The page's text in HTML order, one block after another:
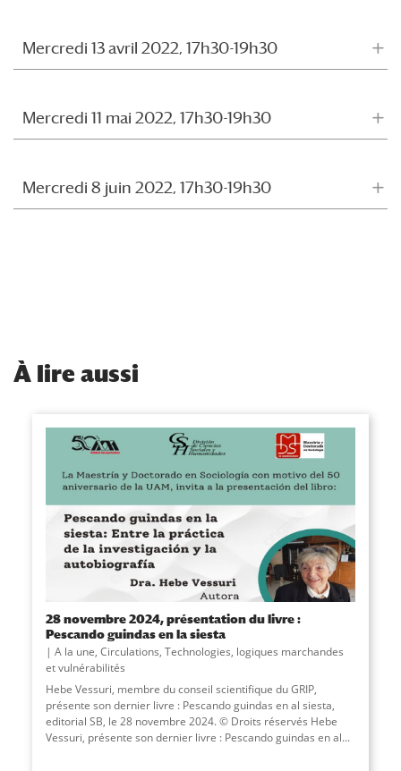
Mercredi 13 avril 2022, 17h30-19h30
Mercredi 11 mai 2022, 17h30-19h30
Mercredi 8 juin 2022, 17h30-19h30
À lire aussi
28 novembre 2024, présentation du livre :
Pescando guindas en la siesta
A la une, Circulations, Technologies, logiques marchandes
et vulnérabilités
Hebe Vessuri, membre du conseil scientifique du GRIP,
présente son dernier livre : Pescando guindas en al siesta,
editorial SB, le 28 novembre 2024. © Droits réservés Hebe
Vessuri, présente son dernier livre : Pescando guindas en al...